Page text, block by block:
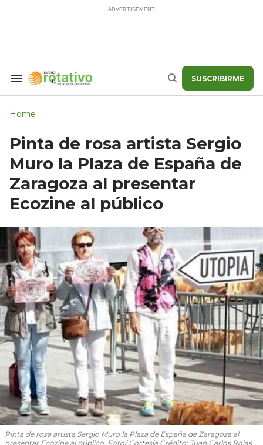
Search
Buscar SUSCRIBIRME
Home
Pinta de rosa artista Sergio
Muro la Plaza de España de
Zaragoza al presentar
Ecozine al público
Pinta de rosa artista Sergio Muro la Plaza de España de Zaragoza al
presentar Ecozine al público. Foto/ Cortesía Crédito: Juan Carlos Rojas.